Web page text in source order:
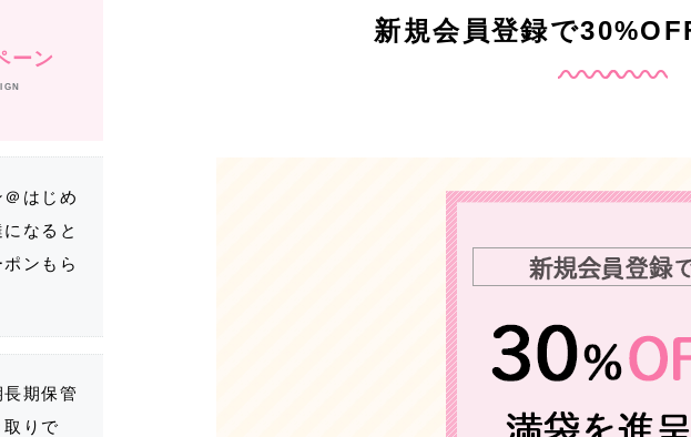
新規会員登録で
ーン
はじめ
なると
ンもら
期保管
りで